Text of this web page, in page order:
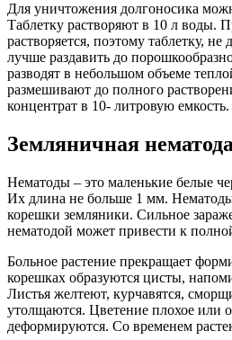
Для уничтожения долгоносика
Таблетку растворяют в 10 л воды.
растворяется, поэтому таблетку, не
лучше раздавить до
разводят в небольшом объеме
размешивают до полного
концентрат в 10- литровую емкость.
Земляничная нематода
Нематоды – это маленькие белые
Их длина не больше 1 мм.
корешки земляники. Сильное
нематодой может привести к
Больное растение прекращает
корешках образуются цисты,
Листья желтеют, курчавятся,
утолщаются. Цветение плохое или
деформируются. Со временем